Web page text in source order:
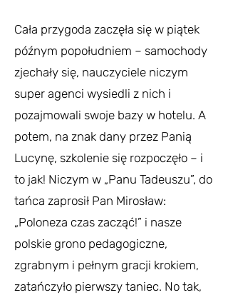
Cała przygoda zaczęła się w piątek
późnym popołudniem – samochody
zjechały się, nauczyciele niczym
super agenci wysiedli z nich i
pozajmowali swoje bazy w hotelu. A
potem, na znak dany przez Panią
Lucynę, szkolenie się rozpoczęło – i
to jak! Niczym w „Panu Tadeuszu”, do
tańca zaprosił Pan Mirosław:
„Poloneza czas zacząć!” i nasze
polskie grono pedagogiczne,
zgrabnym i pełnym gracji krokiem,
zatańczyło pierwszy taniec. No tak,